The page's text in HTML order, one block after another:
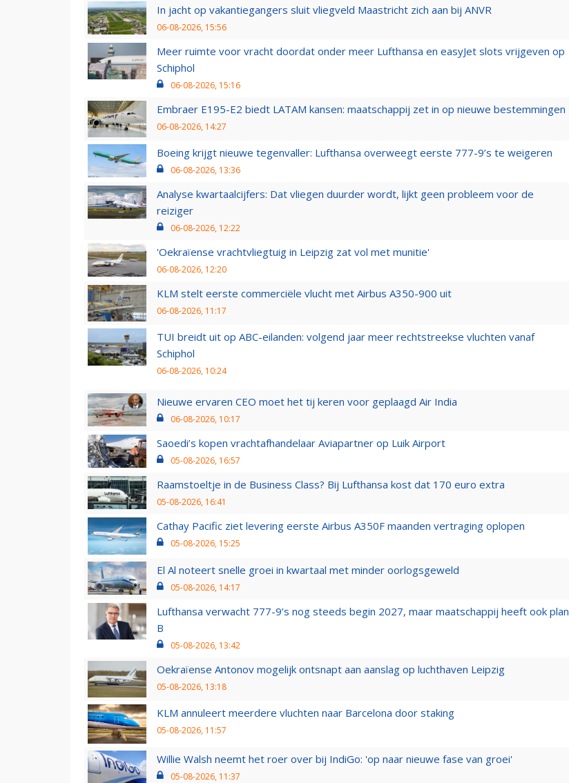
In jacht op vakantiegangers sluit vliegveld Maastricht zich aan bij ANVR
06-08-2026, 15:56
Meer ruimte voor vracht doordat onder meer Lufthansa en easyJet slots vrijgeven op
Schiphol
06-08-2026, 15:16
Embraer E195-E2 biedt LATAM kansen: maatschappij zet in op nieuwe bestemmingen
06-08-2026, 14:27
Boeing krijgt nieuwe tegenvaller: Lufthansa overweegt eerste 777-9’s te weigeren
06-08-2026, 13:36
Analyse kwartaalcijfers: Dat vliegen duurder wordt, lijkt geen probleem voor de
reiziger
06-08-2026, 12:22
'Oekraïense vrachtvliegtuig in Leipzig zat vol met munitie'
06-08-2026, 12:20
KLM stelt eerste commerciële vlucht met Airbus A350-900 uit
06-08-2026, 11:17
TUI breidt uit op ABC-eilanden: volgend jaar meer rechtstreekse vluchten vanaf
Schiphol
06-08-2026, 10:24
Nieuwe ervaren CEO moet het tij keren voor geplaagd Air India
06-08-2026, 10:17
Saoedi’s kopen vrachtafhandelaar Aviapartner op Luik Airport
05-08-2026, 16:57
Raamstoeltje in de Business Class? Bij Lufthansa kost dat 170 euro extra
05-08-2026, 16:41
Cathay Pacific ziet levering eerste Airbus A350F maanden vertraging oplopen
05-08-2026, 15:25
El Al noteert snelle groei in kwartaal met minder oorlogsgeweld
05-08-2026, 14:17
Lufthansa verwacht 777-9’s nog steeds begin 2027, maar maatschappij heeft ook plan
B
05-08-2026, 13:42
Oekraïense Antonov mogelijk ontsnapt aan aanslag op luchthaven Leipzig
05-08-2026, 13:18
KLM annuleert meerdere vluchten naar Barcelona door staking
05-08-2026, 11:57
Willie Walsh neemt het roer over bij IndiGo: 'op naar nieuwe fase van groei'
05-08-2026, 11:37